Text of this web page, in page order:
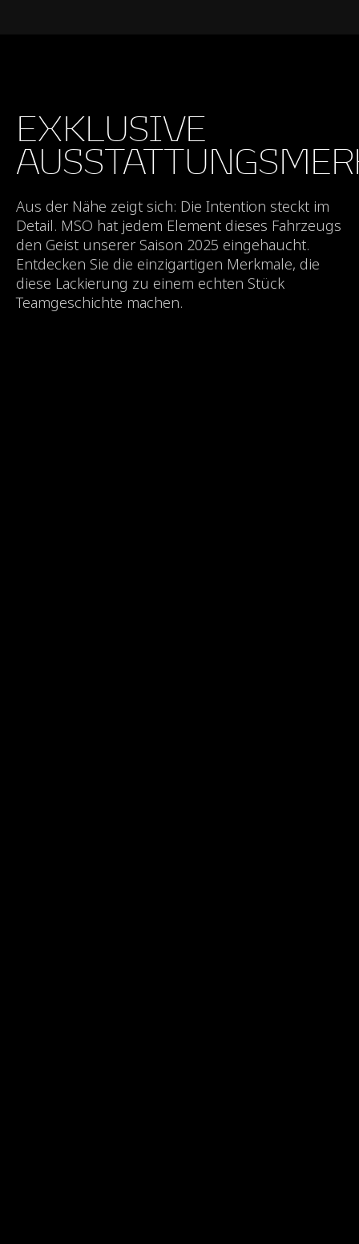
EXKLUSIVE
Aus der Nähe zeigt sich: Die Intention steckt im
Detail. MSO hat jedem Element dieses Fahrzeugs
den Geist unserer Saison 2025 eingehaucht.
Entdecken Sie die einzigartigen Merkmale, die
diese Lackierung zu einem echten Stück
Teamgeschichte machen.